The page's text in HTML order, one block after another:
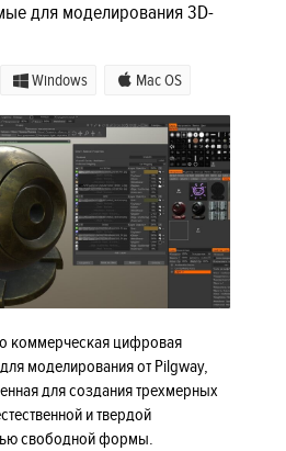
для моделирования 3D-
Windows Mac OS
коммерческая цифровая
моделирования от Pilgway,
для создания трехмерных
и твердой
свободной формы.